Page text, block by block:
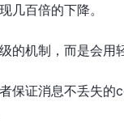
几百倍的下降。
的机制，而是会用
保证消息不丢失